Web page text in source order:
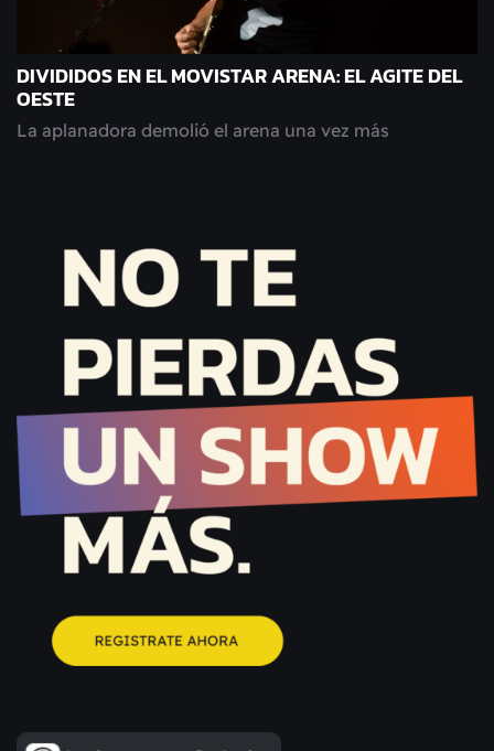
DIVIDIDOS EN EL MOVISTAR ARENA: EL AGITE DEL
OESTE
La aplanadora demolió el arena una vez más